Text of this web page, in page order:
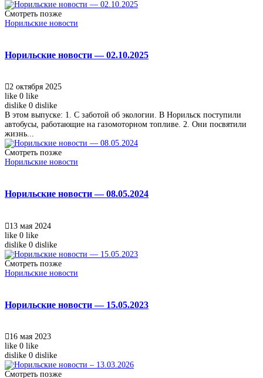
Смотреть позже
Норильские новости
Норильские новости — 02.10.2025
2 октября 2025
like 0 like
dislike 0 dislike
В этом выпуске: 1. С заботой об экологии. В Норильск поступили
автобусы, работающие на газомоторном топливе. 2. Они посвятили
жизнь...
Смотреть позже
Норильские новости
Норильские новости — 08.05.2024
13 мая 2024
like 0 like
dislike 0 dislike
Смотреть позже
Норильские новости
Норильские новости — 15.05.2023
16 мая 2023
like 0 like
dislike 0 dislike
Смотреть позже